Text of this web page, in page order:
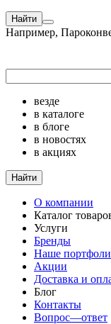
Найти
Например,
везде
в каталоге
в блоге
в новостях
в акциях
Найти
О компании
Каталог
Услуги
Бренды
Наше
Акции
Доставка и
Блог
Контакты
Вопрос—ответ